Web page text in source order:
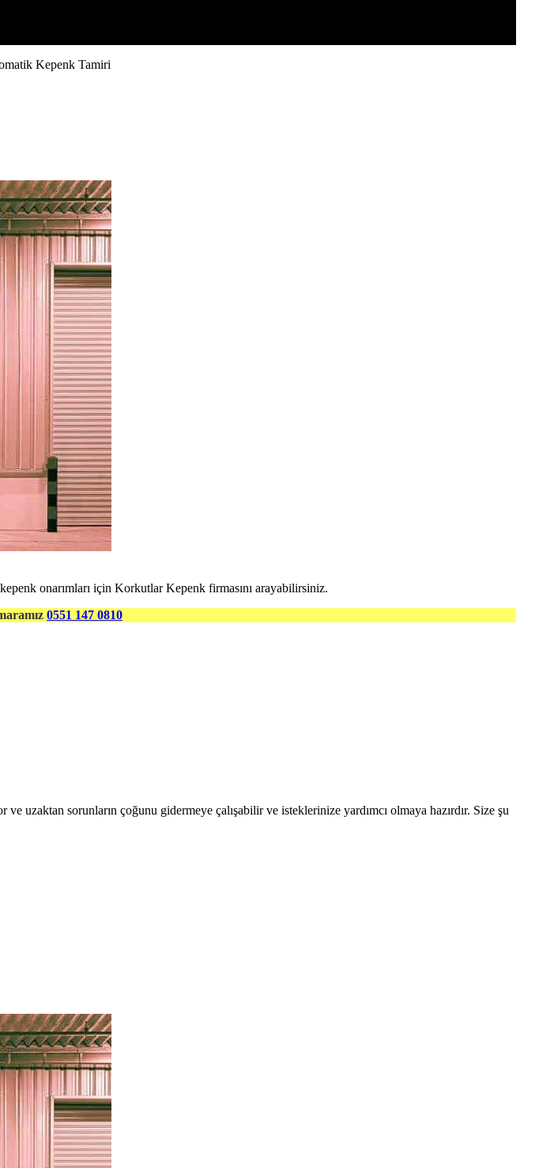
Kepenk Tamiri
onarımları için Korkutlar Kepenk firmasını arayabilirsiniz.
0551 147 0810
ve uzaktan sorunların çoğunu gidermeye çalışabilir ve isteklerinize yardımcı olmaya hazırdır. Size şu